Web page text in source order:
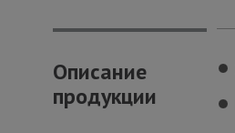
Описание
продукции